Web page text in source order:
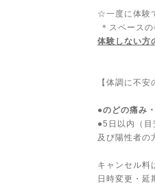
☆一度に体験
＊スペース
体験しない
【体調に不
●のどの痛み
●5日以内（目
及び陽性者の
キャンセル料
日時変更・延